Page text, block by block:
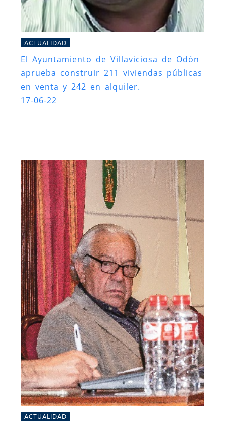
ACTUALIDAD
El Ayuntamiento de Villaviciosa de Odón
aprueba construir 211 viviendas públicas
en venta y 242 en alquiler.
17-06-22
ACTUALIDAD